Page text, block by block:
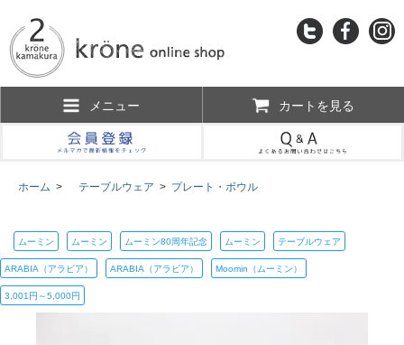
メニュー カートを見る
ホーム > テーブルウェア > プレート・ボウル
ムーミン ムーミン ムーミン80周年記念 ムーミン テーブルウェア
ARABIA（アラビア） ARABIA（アラビア） Moomin（ムーミン）
3,001円～5,000円